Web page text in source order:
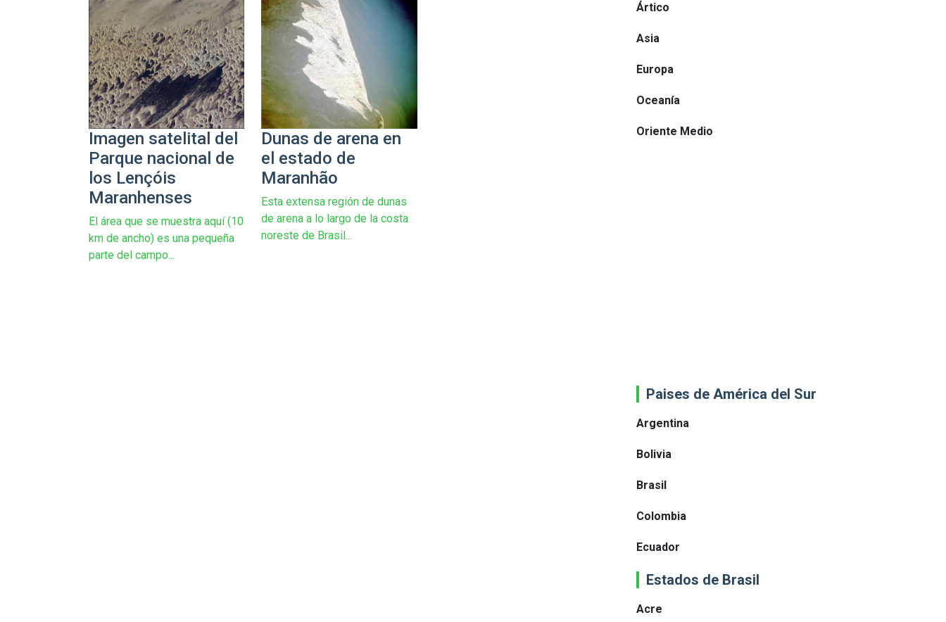
Imagen satelital del
Parque nacional de
los Lençóis
Maranhenses
El área que se muestra aquí (10
km de ancho) es una pequeña
parte del campo...
Dunas de arena en
el estado de
Maranhão
Esta extensa región de dunas
de arena a lo largo de la costa
noreste de Brasil...
Ártico
Asia
Europa
Oceanía
Oriente Medio
Paises de América del Sur
Argentina
Bolivia
Brasil
Colombia
Ecuador
Estados de Brasil
Acre